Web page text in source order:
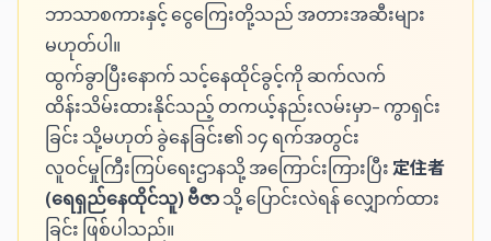
ဘာသာစကားနှင့် ငွေကြေးတို့သည် အတားအဆီးများ
မဟုတ်ပါ။
ထွက်ခွာပြီးနောက် သင့်နေထိုင်ခွင့်ကို ဆက်လက်
ထိန်းသိမ်းထားနိုင်သည့် တကယ့်နည်းလမ်းမှာ- ကွာရှင်း
ခြင်း သို့မဟုတ် ခွဲနေခြင်း၏ ၁၄ ရက်အတွင်း
လူဝင်မှုကြီးကြပ်ရေးဌာနသို့ အကြောင်းကြားပြီး 定住者
(ရေရှည်နေထိုင်သူ) ဗီဇာသို့ ပြောင်းလဲရန် လျှောက်ထား
ခြင်း ဖြစ်ပါသည်။